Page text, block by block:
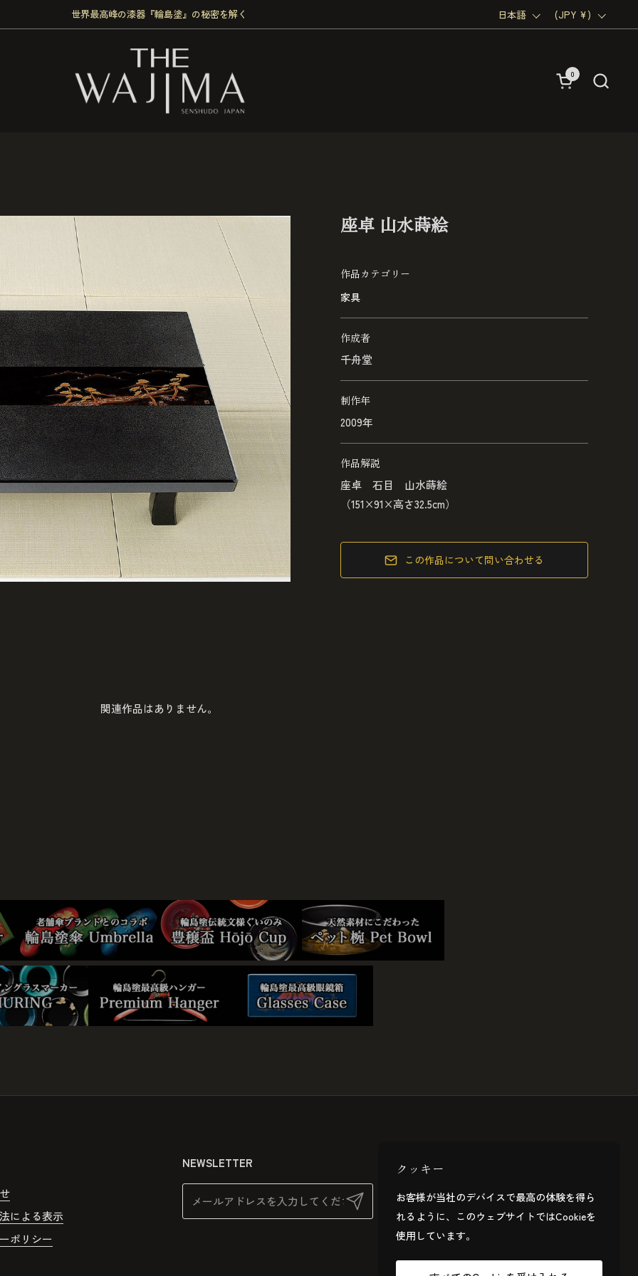
世界最高峰の漆器『輪島塗』の秘密を解く 言語
日本語 国/地域
(JPY ¥)
カートを開く
0
座卓 山水蒔絵
作品カテゴリー
家具
作成者
千舟堂
制作年
2009年
作品解説
座卓 石目 山水蒔絵
（151×91×高さ32.5cm）
この作品について問い合わせる
関連作品はありません。
による表示
ポリシー
NEWSLETTER
送信する
クッキー
お客様が当社のデバイスで最高の体験を得ら
れるように、このウェブサイトではCookieを
使用しています。